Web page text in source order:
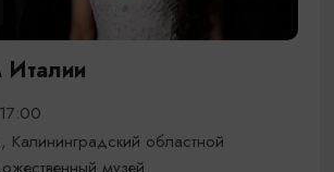
Калининградский областной